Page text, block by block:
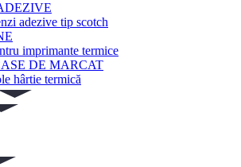
adezive tip scotch
imprimante termice
DE MARCAT
hârtie termică